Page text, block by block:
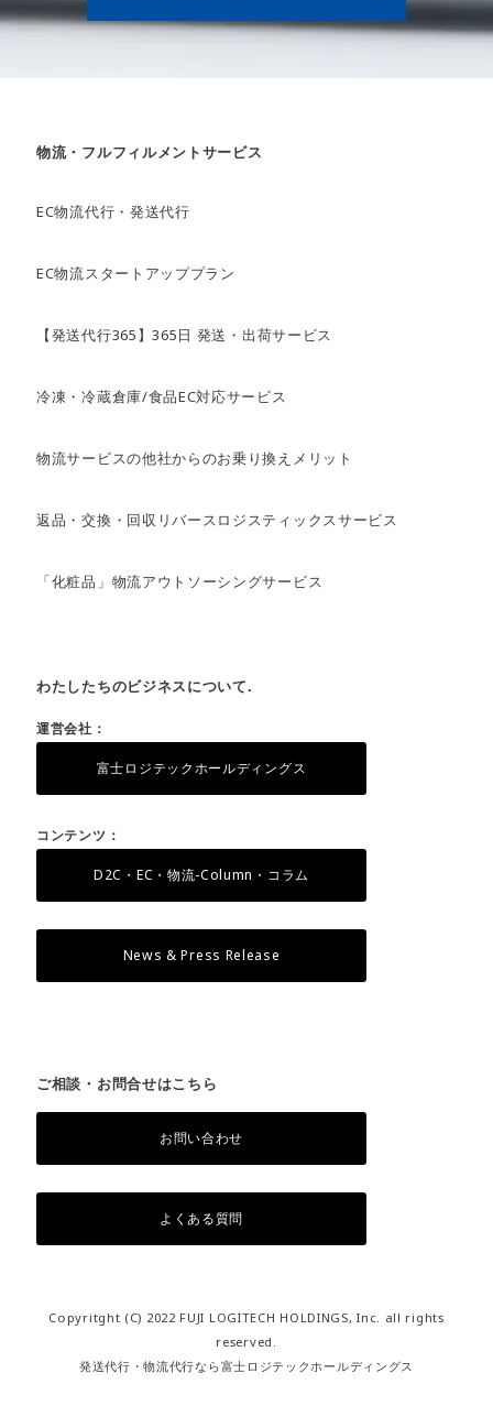
物流・フルフィルメントサービス
EC物流代行・発送代行
EC物流スタートアッププラン
【発送代行365】365日 発送・出荷サービス
冷凍・冷蔵倉庫/食品EC対応サービス
物流サービスの他社からのお乗り換えメリット
返品・交換・回収リバースロジスティックスサービス
「化粧品」物流アウトソーシングサービス
わたしたちのビジネスについて.
運営会社：
富士ロジテックホールディングス
コンテンツ：
D2C・EC・物流-Column・コラム
News & Press Release
ご相談・お問合せはこちら
お問い合わせ
よくある質問
Copyritght (C) 2022 FUJI LOGITECH HOLDINGS, Inc. all rights
reserved.
発送代行・物流代行なら富士ロジテックホールディングス